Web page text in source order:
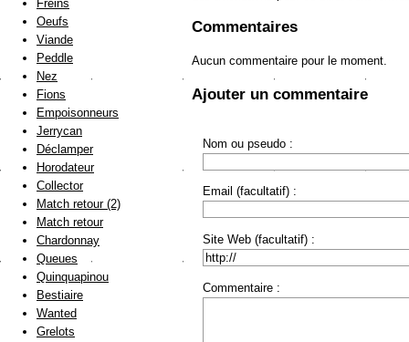
Commentaires
Aucun commentaire pour le moment.
Ajouter un commentaire
Nom ou pseudo :
Email (facultatif) :
Site Web (facultatif) :
Commentaire :
Freins
Oeufs
Viande
Peddle
Nez
Fions
Empoisonneurs
Jerrycan
Déclamper
Horodateur
Collector
Match retour (2)
Match retour
Chardonnay
Queues
Quinquapinou
Bestiaire
Wanted
Grelots